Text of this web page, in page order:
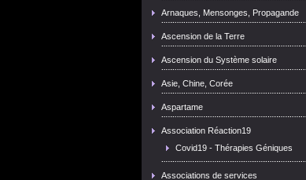
Arnaques, Mensonges, Propagande
Ascension de la Terre
Ascension du Système solaire
Asie, Chine, Corée
Aspartame
Association Réaction19
Covid19 - Thérapies Géniques
Associations de services